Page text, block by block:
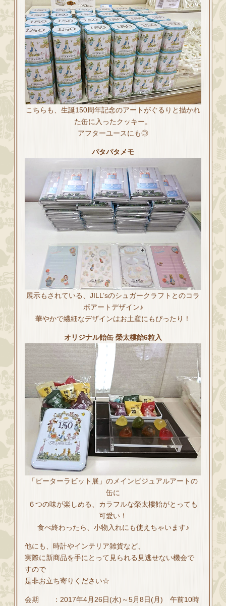
こちらも、生誕150周年記念のアートがぐるりと描かれ
た缶に入ったクッキー。
アフターユースにも◎
パタパタメモ
展示もされている、JILL’sのシュガークラフトとのコラ
ボアートデザイン♪
華やかで繊細なデザインはお土産にもぴったり！
オリジナル飴缶 榮太樓飴6粒入
「ピーターラビット展」のメインビジュアルアートの
缶に
６つの味が楽しめる、カラフルな榮太樓飴がとっても
可愛い！
食べ終わったら、小物入れにも使えちゃいます♪
他にも、時計やインテリア雑貨など、
実際に新商品を手にとって見られる見逃せない機会で
すので
是非お立ち寄りください☆
会期 ：2017年4月26日(水)～5月8日(月) 午前10時